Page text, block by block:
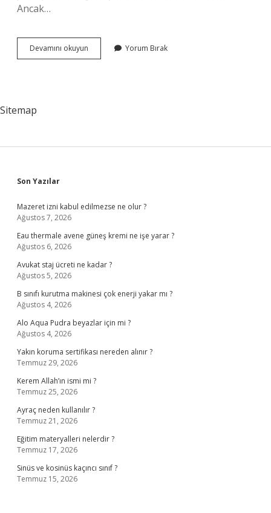
Ancak…
Devamını okuyun
Üstü
Yorum Bırak
Sitemap
Sidebar
Son Yazılar
Mazeret izni kabul edilmezse ne olur ?
Ağustos 7, 2026
Eau thermale avene güneş kremi ne işe yarar ?
Ağustos 6, 2026
Avukat staj ücreti ne kadar ?
Ağustos 5, 2026
B sınıfı kurutma makinesi çok enerji yakar mı ?
Ağustos 4, 2026
Alo Aqua Pudra beyazlar için mi ?
Ağustos 4, 2026
Yakın koruma sertifikası nereden alınır ?
Temmuz 29, 2026
Kerem Allah’ın ismi mi ?
Temmuz 25, 2026
Ayraç neden kullanılır ?
Temmuz 21, 2026
Eğitim materyalleri nelerdir ?
Temmuz 17, 2026
Sinüs ve kosinüs kaçıncı sınıf ?
Temmuz 15, 2026